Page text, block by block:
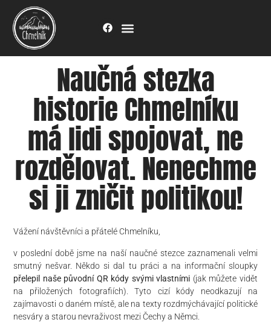
Naučná stezka
historie Chmelníku
má lidi spojovat, ne
rozdělovat. Nenechme
si ji zničit politikou!
Vážení návštěvníci a přátelé Chmelníku,
​v poslední době jsme na naší naučné stezce zaznamenali velmi
smutný nešvar. Někdo si dal tu práci a na informační sloupky
přelepil naše původní QR kódy svými vlastními (jak můžete vidět
na přiložených fotografiích). Tyto cizí kódy neodkazují na
zajímavosti o daném místě, ale na texty rozdmýchávající politické
nesváry a starou nevraživost mezi Čechy a Němci.